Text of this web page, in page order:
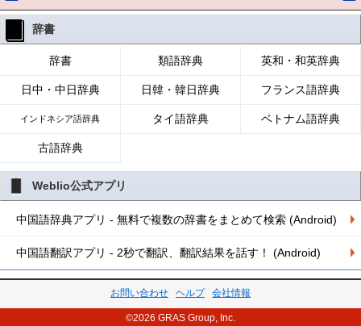
辞書
辞書 類語辞典 英和・和英辞典
日中・中日辞典 日韓・韓日辞典 フランス語辞典
インドネシア語辞典 タイ語辞典 ベトナム語辞典
古語辞典
Weblio公式アプリ
中国語辞典アプリ - 無料で複数の辞書をまとめて検索 (Android)
中国語翻訳アプリ - 2秒で翻訳、翻訳結果を話す！ (Android)
お問い合わせ ヘルプ 会社情報
©2026 GRAS Group, Inc.